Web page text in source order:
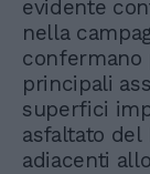
evidente
nella
confermano
principali
superfici
asfaltato del
adiacenti